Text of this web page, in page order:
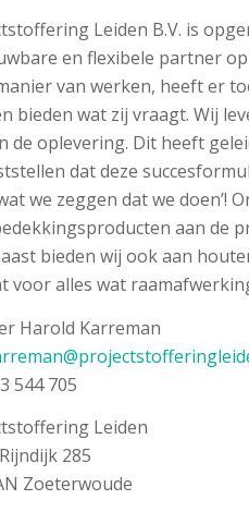
Leiden B.V. is
en flexibele partner
van werken, heeft er
bieden wat zij vraagt. Wij
de oplevering. Dit heeft
dat deze
we zeggen dat we doen’!
aan de
bieden wij ook aan
voor alles wat
Harold Karreman
544 705
Leiden
285
Zoeterwoude